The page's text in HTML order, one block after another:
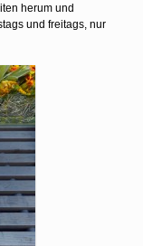
herum und
und freitags, nur